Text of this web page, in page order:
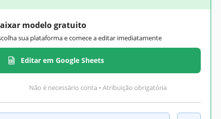
modelo gratuito
sua plataforma e comece a editar imediatamente
Editar em Google Sheets
Não é necessário conta • Atribuição obrigatória